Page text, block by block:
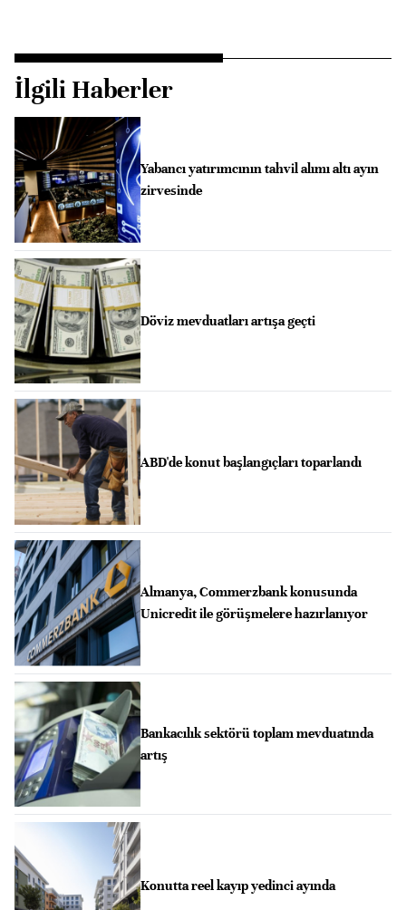
İlgili Haberler
Yabancı yatırımcının tahvil alımı altı ayın
zirvesinde
Döviz mevduatları artışa geçti
ABD'de konut başlangıçları toparlandı
Almanya, Commerzbank konusunda
Unicredit ile görüşmelere hazırlanıyor
Bankacılık sektörü toplam mevduatında
artış
Konutta reel kayıp yedinci ayında